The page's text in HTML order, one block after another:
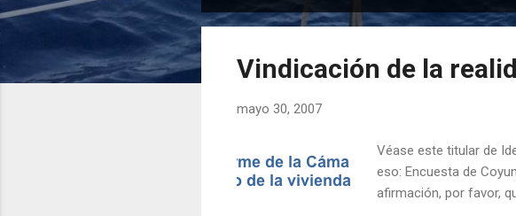
n
Vindicación de la
mayo 30, 2007
Véase este titular de
eso: Encuesta de
afirmación, por favor,